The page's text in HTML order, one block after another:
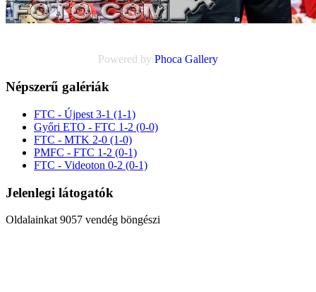
Powered by Phoca Gallery
Népszerű galériák
FTC - Újpest 3-1 (1-1)
Győri ETO - FTC 1-2 (0-0)
FTC - MTK 2-0 (1-0)
PMFC - FTC 1-2 (0-1)
FTC - Videoton 0-2 (0-1)
Jelenlegi látogatók
Oldalainkat 9057 vendég böngészi